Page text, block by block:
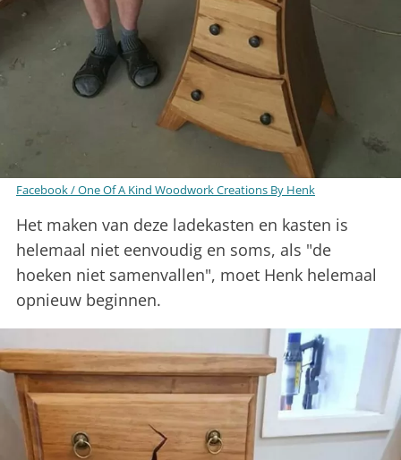
Facebook / One Of A Kind Woodwork Creations By Henk
Het maken van deze ladekasten en kasten is
helemaal niet eenvoudig en soms, als "de
hoeken niet samenvallen", moet Henk helemaal
opnieuw beginnen.